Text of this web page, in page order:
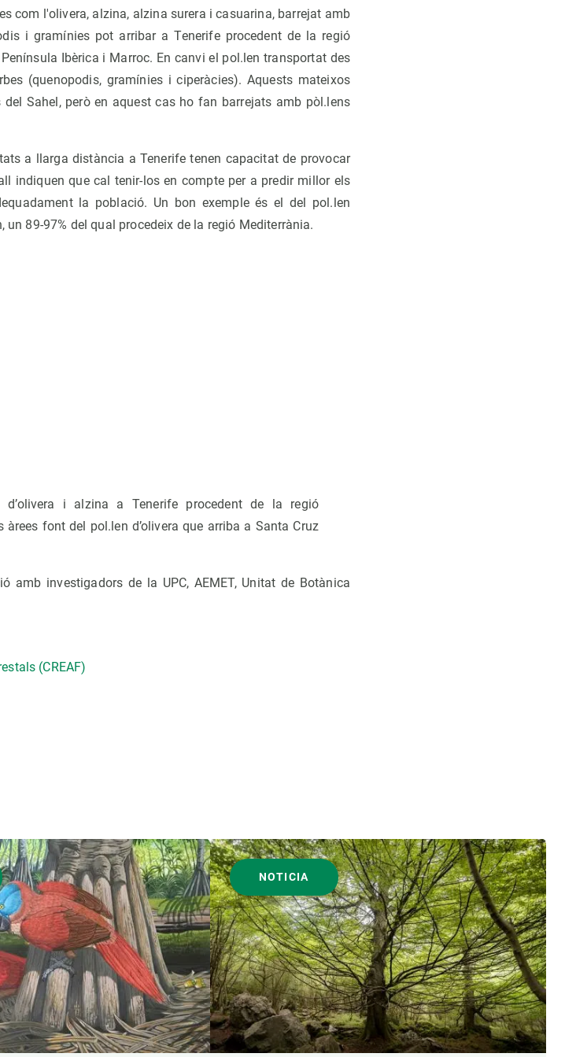
com l'olivera, alzina, alzina surera i casuarina, barrejat amb
i gramínies pot arribar a Tenerife procedent de la regió
Ibèrica i Marroc. En canvi el pol.len transportat des
(quenopodis, gramínies i ciperàcies). Aquests mateixos
Sahel, però en aquest cas ho fan barrejats amb pòl.lens
a llarga distància a Tenerife tenen capacitat de provocar
indiquen que cal tenir-los en compte per a predir millor els
la població. Un bon exemple és el del pol.len
un 89-97% del qual procedeix de la regió Mediterrània.
d’olivera i alzina a Tenerife procedent de la regió
font del pol.len d’olivera que arriba a Santa Cruz
amb investigadors de la UPC, AEMET, Unitat de Botànica
(CREAF)
NOTICIA